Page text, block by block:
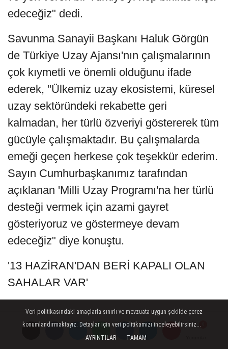
edeceğiz" dedi.
Savunma Sanayii Başkanı Haluk Görgün
de Türkiye Uzay Ajansı'nın çalışmalarının
çok kıymetli ve önemli olduğunu ifade
ederek, "Ülkemiz uzay ekosistemi, küresel
uzay sektöründeki rekabette geri
kalmadan, her türlü özveriyi göstererek tüm
gücüyle çalışmaktadır. Bu çalışmalarda
emeği geçen herkese çok teşekkür ederim.
Sayın Cumhurbaşkanımız tarafından
açıklanan 'Milli Uzay Programı'na her türlü
desteği vermek için azami gayret
gösteriyoruz ve göstermeye devam
edeceğiz" diye konuştu.
'13 HAZİRAN'DAN BERİ KAPALI OLAN
SAHALAR VAR'
Veri politikasındaki amaçlarla sınırlı ve mevzuata uygun şekilde çerez
konumlandırmaktayız. Detaylar için veri politikamızı inceleyebilirsiniz...
AYRINTILAR
TAMAM